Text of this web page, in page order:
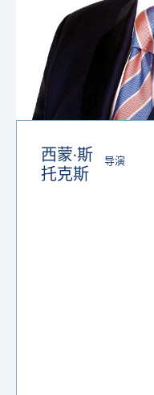
西蒙·斯
托克斯
导演